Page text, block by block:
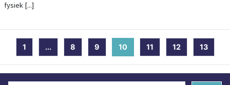
fysiek [...]
1 ... 8 9 10 (current)
11 12 13